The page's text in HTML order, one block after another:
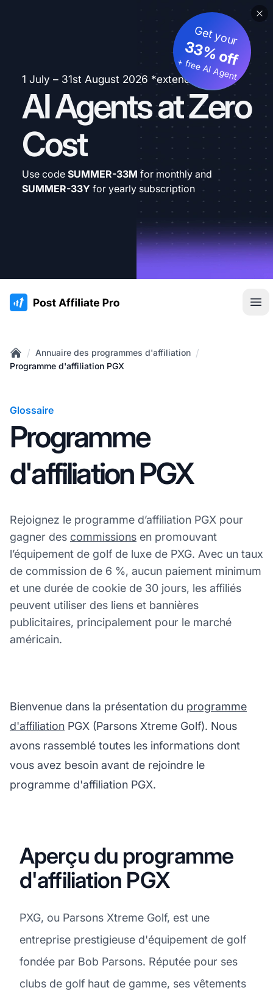
1 July – 31st August 2026 *extended
AI Agents at Zero
Cost
Get your
33% off
+ free AI Agent
Use code SUMMER-33M for monthly and
SUMMER-33Y for yearly subscription
:site.title
Home
/ Annuaire des programmes d'affiliation /
Programme d'affiliation PGX
Glossaire
Programme
d'affiliation PGX
Rejoignez le programme d’affiliation PGX pour
gagner des commissions en promouvant
l’équipement de golf de luxe de PXG. Avec un taux
de commission de 6 %, aucun paiement minimum
et une durée de cookie de 30 jours, les affiliés
peuvent utiliser des liens et bannières
publicitaires, principalement pour le marché
américain.
Bienvenue dans la présentation du programme
d'affiliation PGX (Parsons Xtreme Golf). Nous
avons rassemblé toutes les informations dont
vous avez besoin avant de rejoindre le
programme d'affiliation PGX.
Aperçu du programme
d'affiliation PGX
PXG, ou Parsons Xtreme Golf, est une
entreprise prestigieuse d'équipement de golf
fondée par Bob Parsons. Réputée pour ses
clubs de golf haut de gamme, ses vêtements